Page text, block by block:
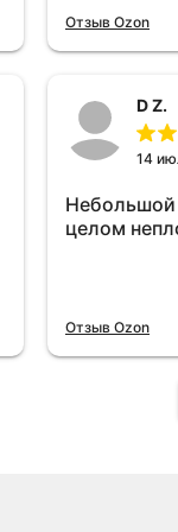
отключу и
Отзыв Ozon
D Z.
14
Небольшой
целом
Отзыв Ozon